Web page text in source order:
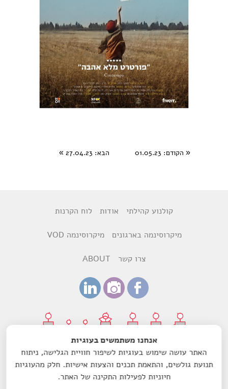
« הקודם: 01.05.23 הבא: 27.04.23
»
קולנוע קהילתי אודות לוח הקרנות
מיקרוסינמה בארגונים מיקרוסינמה VOD
צרו קשר ABOUT
עיצוב: רותם ביקסנשפנר ודנה הדר
עמותת מיקרוסינמה-סרט לשם שינוי הנה עמותה רשומה מס'
אנחנו משתמשים בעוגיות
האתר עושה שימוש בעוגיות לשיפור חוויית הגלישה, ניתוח
תנועת גולשים, והתאמת תכנים והצעות אישיות. חלק מהעוגיות
חיוניות לפעילות התקינה של האתר.